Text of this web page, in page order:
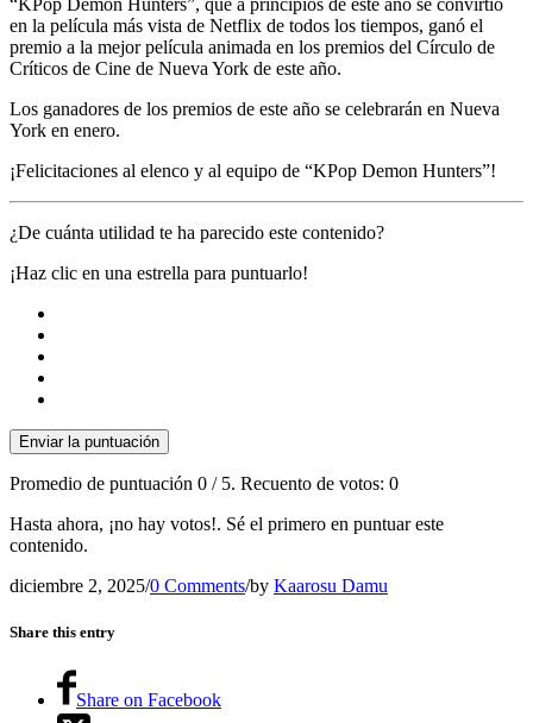
en la película más vista de Netflix de todos los tiempos, ganó el
premio a la mejor película animada en los premios del Círculo de
Críticos de Cine de Nueva York de este año.
Los ganadores de los premios de este año se celebrarán en Nueva
York en enero.
¡Felicitaciones al elenco y al equipo de “KPop Demon Hunters”!
¿De cuánta utilidad te ha parecido este contenido?
¡Haz clic en una estrella para puntuarlo!
Enviar la puntuación
Promedio de puntuación 0 / 5. Recuento de votos: 0
Hasta ahora, ¡no hay votos!. Sé el primero en puntuar este
contenido.
diciembre 2, 2025/0 Comments/by Kaarosu Damu
Share this entry
Share on Facebook